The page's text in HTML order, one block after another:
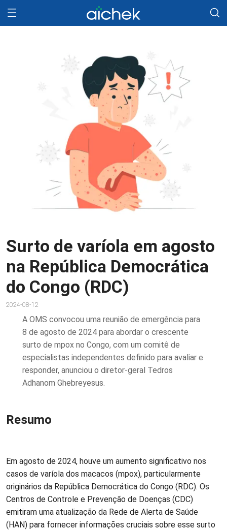
Surto de varíola em agosto
na República Democrática
do Congo (RDC)
2024-08-12
A OMS convocou uma reunião de emergência para
8 de agosto de 2024 para abordar o crescente
surto de mpox no Congo, com um comitê de
especialistas independentes definido para avaliar e
responder, anunciou o diretor-geral Tedros
Adhanom Ghebreyesus.
Resumo
Em agosto de 2024, houve um aumento significativo nos
casos de varíola dos macacos (mpox), particularmente
originários da República Democrática do Congo (RDC). Os
Centros de Controle e Prevenção de Doenças (CDC)
emitiram uma atualização da Rede de Alerta de Saúde
(HAN) para fornecer informações cruciais sobre esse surto